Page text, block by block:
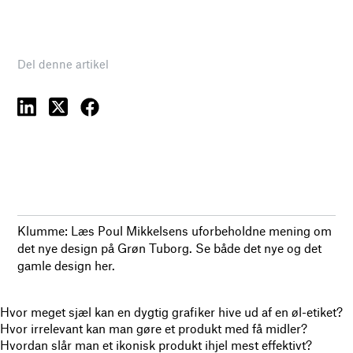
Del denne artikel
Klumme: Læs Poul Mikkelsens uforbeholdne mening om
det nye design på Grøn Tuborg. Se både det nye og det
gamle design her.
Hvor meget sjæl kan en dygtig grafiker hive ud af en øl-etiket?
Hvor irrelevant kan man gøre et produkt med få midler?
Hvordan slår man et ikonisk produkt ihjel mest effektivt?